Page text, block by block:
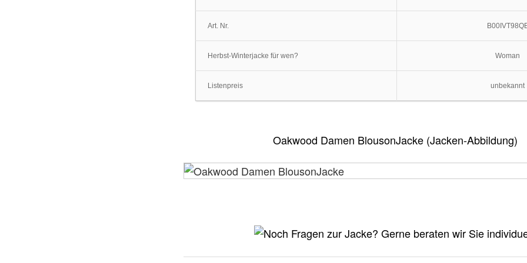
Art. Nr.
Herbst-Winterjacke für wen? Woman
Listenpreis unbekannt
Oakwood Damen BlousonJacke (Jacken-Abbildung)